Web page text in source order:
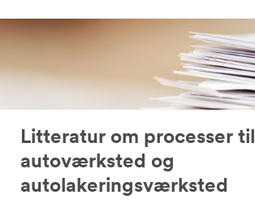
Litteratur om processer til
autoværksted og
autolakeringsværksted